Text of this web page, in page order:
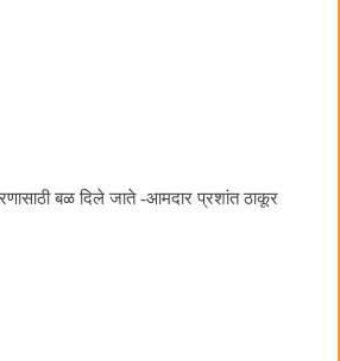
बळ दिले जाते -आमदार प्रशांत ठाकूर